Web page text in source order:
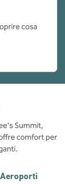
cosa
Summit,
comfort per
Aeroporti